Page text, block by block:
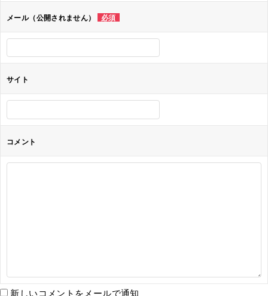
ョ
ン
メール（公開されません） 必須
サイト
コメント
新しいコメントをメールで通知